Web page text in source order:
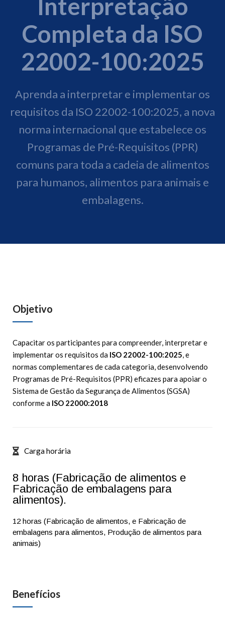
Interpretação
Completa da ISO
22002-100:2025
Aprenda a interpretar e implementar os
requisitos da ISO 22002-100:2025, a nova
norma internacional que estabelece os
Programas de Pré-Requisitos (PPR)
comuns para toda a cadeia de alimentos
para humanos, alimentos para animais e
embalagens.
Objetivo
Capacitar os participantes para compreender, interpretar e
implementar os requisitos da ISO 22002-100:2025, e
normas complementares de cada categoria, desenvolvendo
Programas de Pré-Requisitos (PPR) eficazes para apoiar o
Sistema de Gestão da Segurança de Alimentos (SGSA)
conforme a ISO 22000:2018
Carga horária
8 horas (Fabricação de alimentos e
Fabricação de embalagens para
alimentos).
12 horas (Fabricação de alimentos, e Fabricação de
embalagens para alimentos, Produção de alimentos para
animais)
Benefícios